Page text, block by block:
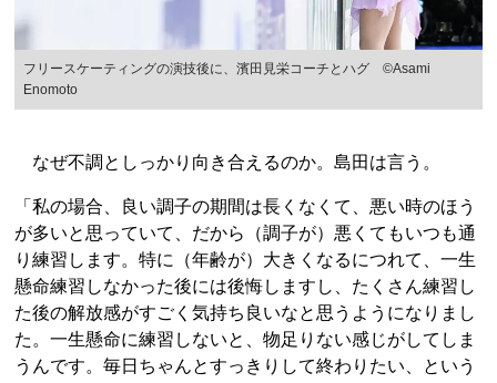
フリースケーティングの演技後に、濱田見栄コーチとハグ ©︎Asami
Enomoto
なぜ不調としっかり向き合えるのか。島田は言う。
「私の場合、良い調子の期間は長くなくて、悪い時のほう
が多いと思っていて、だから（調子が）悪くてもいつも通
り練習します。特に（年齢が）大きくなるにつれて、一生
懸命練習しなかった後には後悔しますし、たくさん練習し
た後の解放感がすごく気持ち良いなと思うようになりまし
た。一生懸命に練習しないと、物足りない感じがしてしま
うんです。毎日ちゃんとすっきりして終わりたい、という